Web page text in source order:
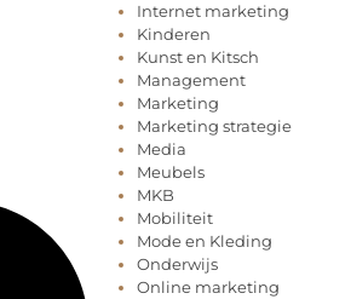
Internet marketing
Kinderen
Kunst en Kitsch
Management
Marketing
Marketing strategie
Media
Meubels
MKB
Mobiliteit
Mode en Kleding
Onderwijs
Online marketing